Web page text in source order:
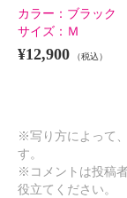
カラー： ブラック
サイズ： Ｍ
¥12,900 （税込）
※写り方によって
す。
※コメントは投稿
役立てください。